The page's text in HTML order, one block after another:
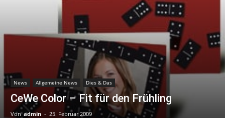
News Allgemeine News Dies & Das
CeWe Color – Fit für den Frühling
Von admin - 25. Februar 2009